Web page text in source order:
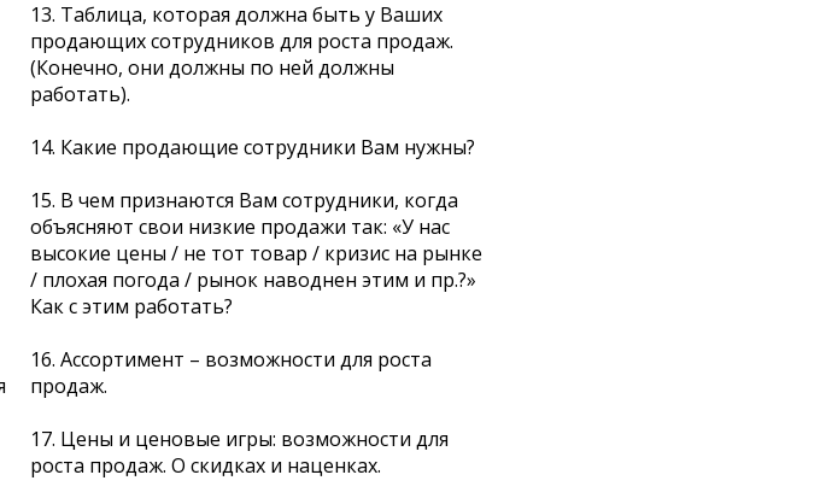
13. Таблица, которая должна быть у Ваших
продающих сотрудников для роста продаж.
(Конечно, они должны по ней должны
работать).
14. Какие продающие сотрудники Вам нужны?
15. В чем признаются Вам сотрудники, когда
объясняют свои низкие продажи так: «У нас
высокие цены / не тот товар / кризис на рынке
/ плохая погода / рынок наводнен этим и пр.?»
Как с этим работать?
16. Ассортимент – возможности для роста
продаж.
17. Цены и ценовые игры: возможности для
роста продаж. О скидках и наценках.